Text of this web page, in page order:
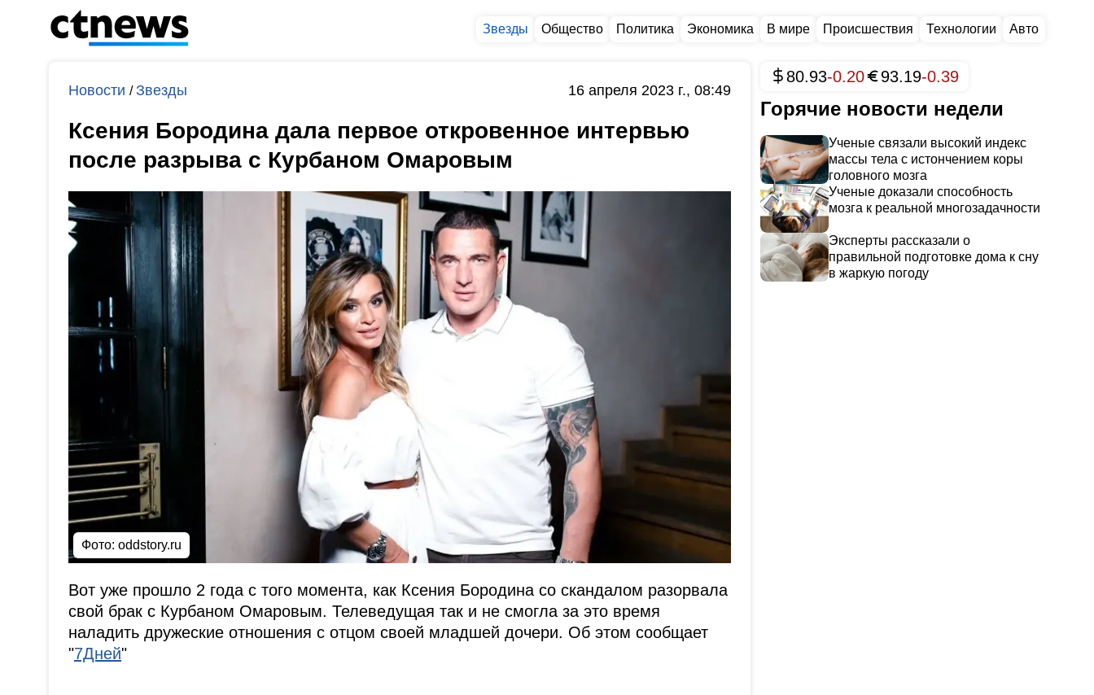
Звезды Общество Политика Экономика В мире Происшествия Технологии Авто
Новости /Звезды 16 апреля 2023 г., 08:49
Ксения Бородина дала первое откровенное интервью
после разрыва с Курбаном Омаровым
Фото: oddstory.ru
Вот уже прошло 2 года с того момента, как Ксения Бородина со скандалом разорвала
свой брак с Курбаном Омаровым. Телеведущая так и не смогла за это время
наладить дружеские отношения с отцом своей младшей дочери. Об этом сообщает
"7Дней"
80.93-0.20 93.19-0.39
Горячие новости недели
Ученые связали высокий индекс
массы тела с истончением коры
головного мозга
Ученые доказали способность
мозга к реальной многозадачности
Эксперты рассказали о
правильной подготовке дома к сну
в жаркую погоду